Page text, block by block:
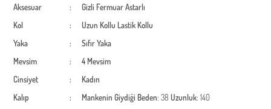
Aksesuar
: Gizli FermuarAstarlı
Kol
: Uzun Kollu Lastik Kollu
Yaka
:
Sıfır Yaka
Mevsim
:
4 Mevsim
Cinsiyet
:
Kadın
Kalıp
: Mankenin Giydiği Beden: 38 Uzunluk: 140